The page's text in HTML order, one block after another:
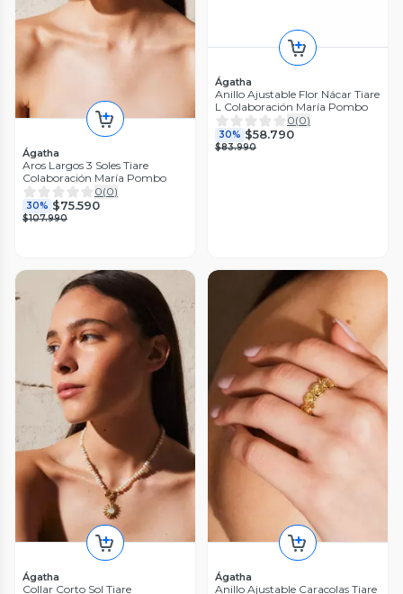
Ágatha
Aros Largos 3 Soles Tiare
Colaboración María Pombo
0(0)
30% $75.590
$107.990
Ágatha
Anillo Ajustable Flor Nácar Tiare
L Colaboración María Pombo
0(0)
30% $58.790
$83.990
Ágatha
Collar Corto Sol Tiare
Ágatha
Anillo Ajustable Caracolas Tiare